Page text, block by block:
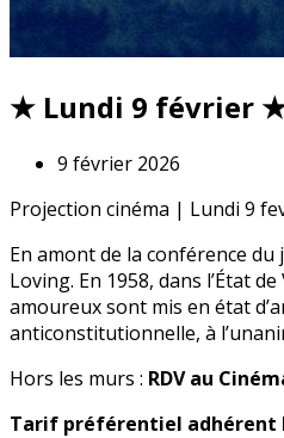
★ Lundi 9 février
9 février 2026
Projection cinéma | Lundi 9
En amont de la conférence
Loving. En 1958, dans l’État
amoureux sont mis en état
anticonstitutionnelle, à
Hors les murs : RDV au
Tarif préférentiel adhérent